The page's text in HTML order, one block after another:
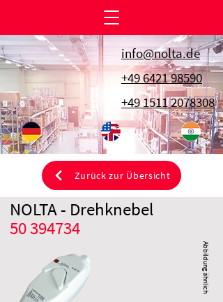
info@nolta.de
+49 6421 98590
+49 1511 2078308
Zurück zur Übersicht
50 394734
NOLTA - Drehknebel
Abbildung ähnlich